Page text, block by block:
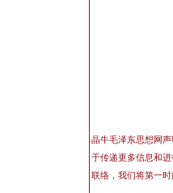
晶牛毛泽东思想网
于传递更多信息和
联络，我们将第一时